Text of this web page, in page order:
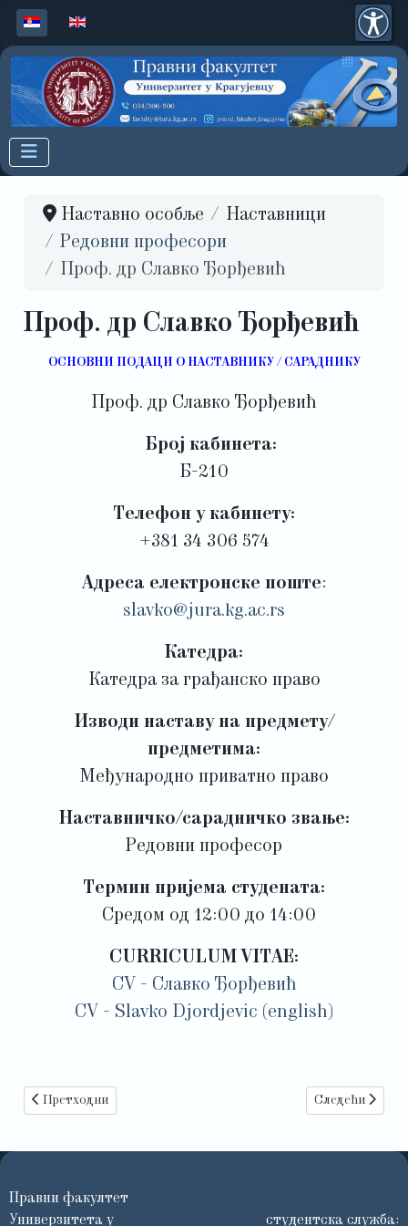
Изаберите ваш језик
Наставно особље
Наставници
Редовни професори
Проф. др Славко Ђорђевић
Проф. др Славко Ђорђевић
ОСНОВНИ ПОДАЦИ О НАСТАВНИКУ / САРАДНИКУ
Проф. др Славко Ђорђевић
Број кабинета:
Б-210
Телефон у кабинету:
+381 34 306 574
Адреса електронске поште:
slavko@jura.kg.ac.rs
Катедра:
Катедра за грађанско право
Изводи наставу на предмету/
предметима:
Међународно приватно право
Наставничко/сарадничко звање:
Редовни професор
Термин пријема студената:
Средом од 12:00 до 14:00
CURRICULUM VITAE:
CV - Славко Ђорђевић
CV - Slavko Djordjevic (english)
Претходни чланак: Проф. др Јелена Вучковић
Претходни Следећи
Следећи
Правни факултет
Универзитета у
студентска служба: